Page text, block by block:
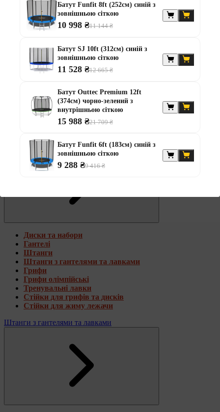
Штанги
Диски та набори
Штанги з гантелями та лавками
Грифи
Грифи олімпійські
Стійки для грифів та дисків
Стійки для жиму лежачи
Штанги із прямим грифом
Штанги з w-подібним грифом
Жилети обтяжувачі
Штанги з гантелями
Диски та набори
Гантелі
Штанги
Штанги з гантелями та лавками
Грифи
Грифи олімпійські
Тренувальні лавки
Стійки для грифів та дисків
Стійки для жиму лежачи
Штанги з гантелями та лавками
Батут Funfit 8ft (252см) синій з
зовнішньою сіткою
10 998 ₴11 144 ₴
Батут SJ 10ft (312см) синій з
зовнішньою сіткою
11 528 ₴12 665 ₴
Батут Outtec Premium 12ft
(374см) чорно-зелений з
внутрішньою сіткою
15 988 ₴21 709 ₴
Батут Funfit 6ft (183см) синій з
зовнішньою сіткою
9 288 ₴9 416 ₴